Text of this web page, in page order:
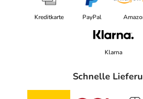
Welche unerwünschten Wirkungen
- Magen-Darm-Beschwerden, wie:
- Bauchschmerzen
- Kopfschmerzen
Kreditkarte PayPal
Klarna
Schnelle